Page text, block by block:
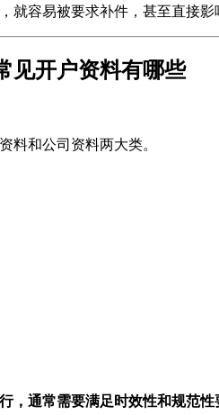
就容易被要求补件，甚至直接影
见开户资料有哪些
料和公司资料两大类。
，通常需要满足时效性和规范性